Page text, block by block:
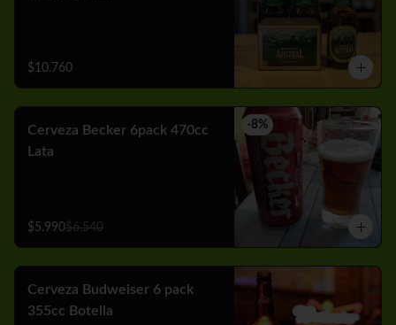
$10.760
-8%
Cerveza Becker 6pack 470cc
Lata
$5.990$6.540
Cerveza Budweiser 6 pack
355cc Botella